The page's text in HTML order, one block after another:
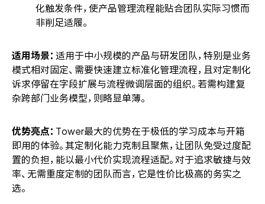
化触发条件，使产品管理流程能贴合团队实际习惯而
非削足适履。
适用场景： 适用于中小规模的产品与研发团队，特别是业务
模式相对固定、需要快速建立标准化管理流程，且对定制化
诉求停留在字段扩展与流程微调层面的组织。若需构建复
杂跨部门业务模型，则略显单薄。
优势亮点： Tower最大的优势在于极低的学习成本与开箱
即用的体验。其定制化能力克制且聚焦，让团队免受过度配
置的负担，能以最小代价实现流程适配。对于追求敏捷与效
率、无需重度定制的团队而言，它是性价比极高的务实之
选。